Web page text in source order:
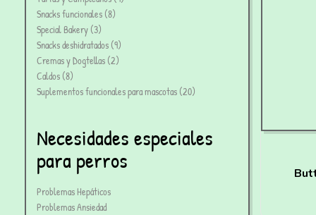
Snacks funcionales 8
Special Bakery 3
Snacks deshidratados 9
Cremas y Dogtellas 2
Caldos 8
Suplementos funcionales para mascotas 20
Necesidades especiales
para perros
Problemas Hepáticos
Problemas Ansiedad